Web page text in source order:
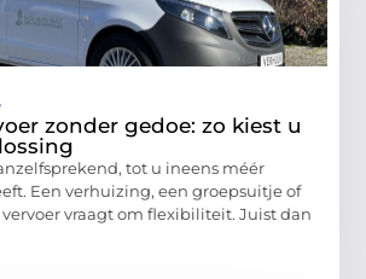
zonder gedoe: zo kiest u
tot u ineens méér
Een verhuizing, een groepsuitje of
vraagt om flexibiliteit. Juist dan